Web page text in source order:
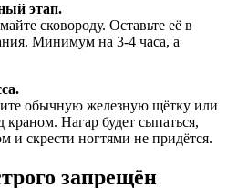
этап.
сковороду. Оставьте её в
Минимум на 3-4 часа, а
обычную железную щётку или
Нагар будет сыпаться,
и скрести ногтями не придётся.
запрещён